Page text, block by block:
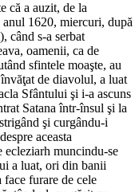
că a auzit, de la
1620, miercuri, după
când s-a serbat
oamenii, ca de
sfintele moaşte, au
de diavolul, a luat
Sfântului şi i-a ascuns
Satana într-însul şi la
şi curgându-i
aceasta
muncindu-se
a luat, ori din banii
face furare de cele